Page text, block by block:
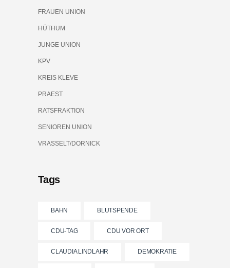
FRAUEN UNION
HÜTHUM
JUNGE UNION
KPV
KREIS KLEVE
PRAEST
RATSFRAKTION
SENIOREN UNION
VRASSELT/DORNICK
Tags
BAHN BLUTSPENDE
CDU-TAG CDU VOR ORT
CLAUDIA LINDLAHR DEMOKRATIE